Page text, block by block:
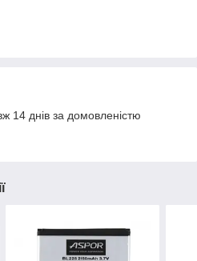
14 днів за домовленістю